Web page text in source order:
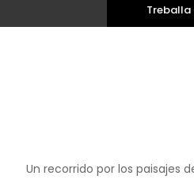
Un recorrido por los paisajes